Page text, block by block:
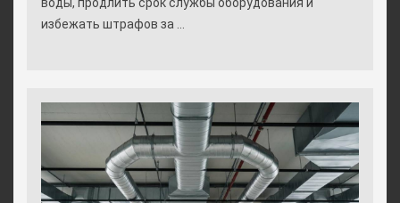
избежать штрафов за ...